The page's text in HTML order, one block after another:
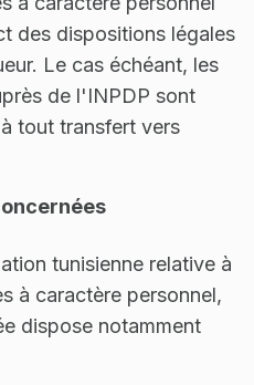
des dispositions légales
Le cas échéant, les
de l'INPDP sont
tout transfert vers
tunisienne relative à
à caractère personnel,
dispose notamment